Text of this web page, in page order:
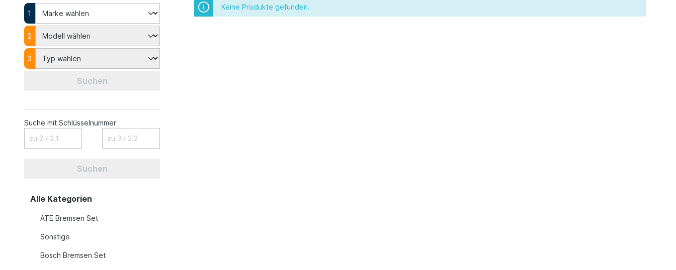
1
2
3
Suchen
Suche mit Schlüsselnummer
Suchen
Alle Kategorien
ATE Bremsen Set
Sonstige
Bosch Bremsen Set
Keine Produkte gefunden.